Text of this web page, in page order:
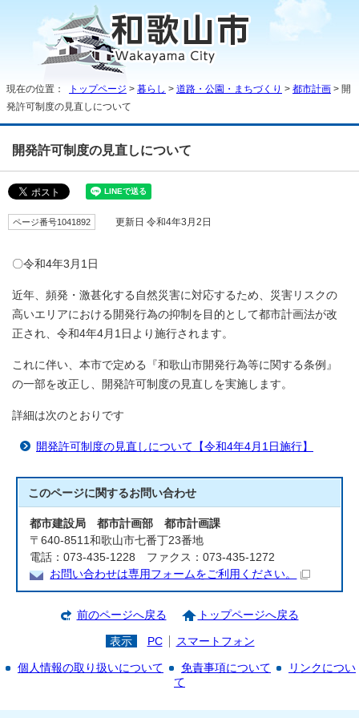
現在の位置： トップページ > 暮らし > 道路・公園・まちづくり > 都市計画 > 開
発許可制度の見直しについて
開発許可制度の見直しについて
ページ番号1041892 更新日 令和4年3月2日
〇令和4年3月1日
近年、頻発・激甚化する自然災害に対応するため、災害リスクの
高いエリアにおける開発行為の抑制を目的として都市計画法が改
正され、令和4年4月1日より施行されます。
これに伴い、本市で定める『和歌山市開発行為等に関する条例』
の一部を改正し、開発許可制度の見直しを実施します。
詳細は次のとおりです
開発許可制度の見直しについて【令和4年4月1日施行】
このページに関するお問い合わせ
都市建設局 都市計画部 都市計画課
〒640-8511和歌山市七番丁23番地
電話：073-435-1228 ファクス：073-435-1272
お問い合わせは専用フォームをご利用ください。
前のページへ戻る トップページへ戻る
表示 PC スマートフォン
個人情報の取り扱いについて 免責事項について
リンクについ
て